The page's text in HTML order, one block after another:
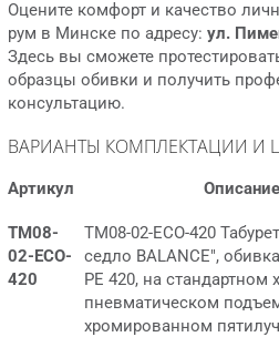
Оцените комфорт и качество
рум в Минске по адресу: ул.
Здесь вы сможете
образцы обивки и получить
консультацию.
ВАРИАНТЫ КОМПЛЕКТАЦИИ И
Артикул Описание
ТМ08-
02-ECO-
420
ТМ08-02-ECO-420
седло BALANCE",
PE 420, на
пневматическом
хромированном